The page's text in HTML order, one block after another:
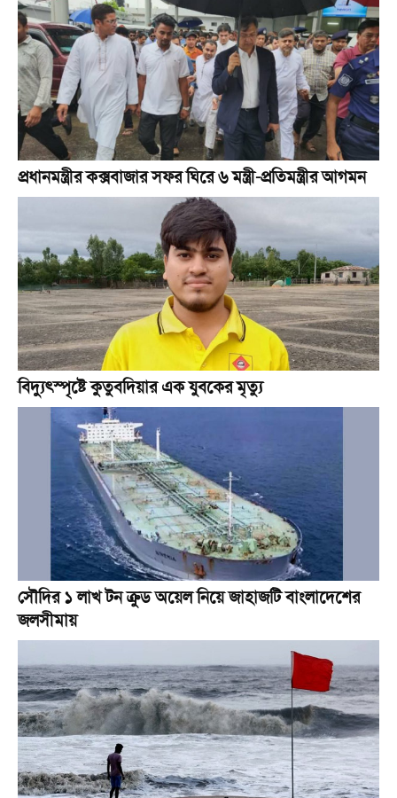
প্রধানমন্ত্রীর কক্সবাজার সফর ঘিরে ৬ মন্ত্রী-প্রতিমন্ত্রীর আগমন
বিদ্যুৎস্পৃষ্টে কুতুবদিয়ার এক যুবকের মৃত্যু
সৌদির ১ লাখ টন ক্রুড অয়েল নিয়ে জাহাজটি বাংলাদেশের
জলসীমায়